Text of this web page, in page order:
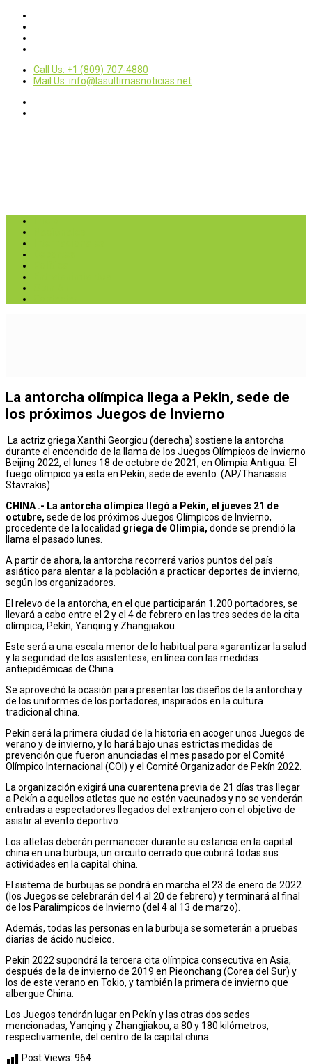
Call Us: +1 (809) 707-4880
Mail Us: info@lasultimasnoticias.net
La antorcha olímpica llega a Pekín, sede de
los próximos Juegos de Invierno
La actriz griega Xanthi Georgiou (derecha) sostiene la antorcha
durante el encendido de la llama de los Juegos Olímpicos de Invierno
Beijing 2022, el lunes 18 de octubre de 2021, en Olimpia Antigua. El
fuego olímpico ya esta en Pekín, sede de evento. (AP/Thanassis
Stavrakis)
CHINA .- La antorcha olímpica llegó a Pekín, el jueves 21 de
octubre, sede de los próximos Juegos Olímpicos de Invierno,
procedente de la localidad griega de Olimpia, donde se prendió la
llama el pasado lunes.
A partir de ahora, la antorcha recorrerá varios puntos del país
asiático para alentar a la población a practicar deportes de invierno,
según los organizadores.
El relevo de la antorcha, en el que participarán 1.200 portadores, se
llevará a cabo entre el 2 y el 4 de febrero en las tres sedes de la cita
olímpica, Pekín, Yanqing y Zhangjiakou.
Este será a una escala menor de lo habitual para «garantizar la salud
y la seguridad de los asistentes», en línea con las medidas
antiepidémicas de China.
Se aprovechó la ocasión para presentar los diseños de la antorcha y
de los uniformes de los portadores, inspirados en la cultura
tradicional china.
Pekín será la primera ciudad de la historia en acoger unos Juegos de
verano y de invierno, y lo hará bajo unas estrictas medidas de
prevención que fueron anunciadas el mes pasado por el Comité
Olímpico Internacional (COI) y el Comité Organizador de Pekín 2022.
La organización exigirá una cuarentena previa de 21 días tras llegar
a Pekín a aquellos atletas que no estén vacunados y no se venderán
entradas a espectadores llegados del extranjero con el objetivo de
asistir al evento deportivo.
Los atletas deberán permanecer durante su estancia en la capital
china en una burbuja, un circuito cerrado que cubrirá todas sus
actividades en la capital china.
El sistema de burbujas se pondrá en marcha el 23 de enero de 2022
(los Juegos se celebrarán del 4 al 20 de febrero) y terminará al final
de los Paralímpicos de Invierno (del 4 al 13 de marzo).
Además, todas las personas en la burbuja se someterán a pruebas
diarias de ácido nucleico.
Pekín 2022 supondrá la tercera cita olímpica consecutiva en Asia,
después de la de invierno de 2019 en Pieonchang (Corea del Sur) y
los de este verano en Tokio, y también la primera de invierno que
albergue China.
Los Juegos tendrán lugar en Pekín y las otras dos sedes
mencionadas, Yanqing y Zhangjiakou, a 80 y 180 kilómetros,
respectivamente, del centro de la capital china.
Post Views: 964